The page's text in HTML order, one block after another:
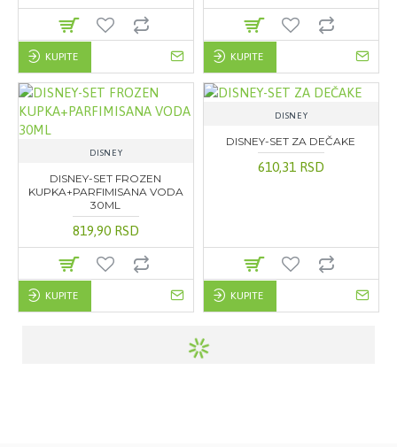
KUPITE KUPITE
DISNEY
DISNEY-SET FROZEN
KUPKA+PARFIMISANA VODA
30ML
819,90 RSD
KUPITE
DISNEY
DISNEY-SET ZA DEČAKE
610,31 RSD
KUPITE